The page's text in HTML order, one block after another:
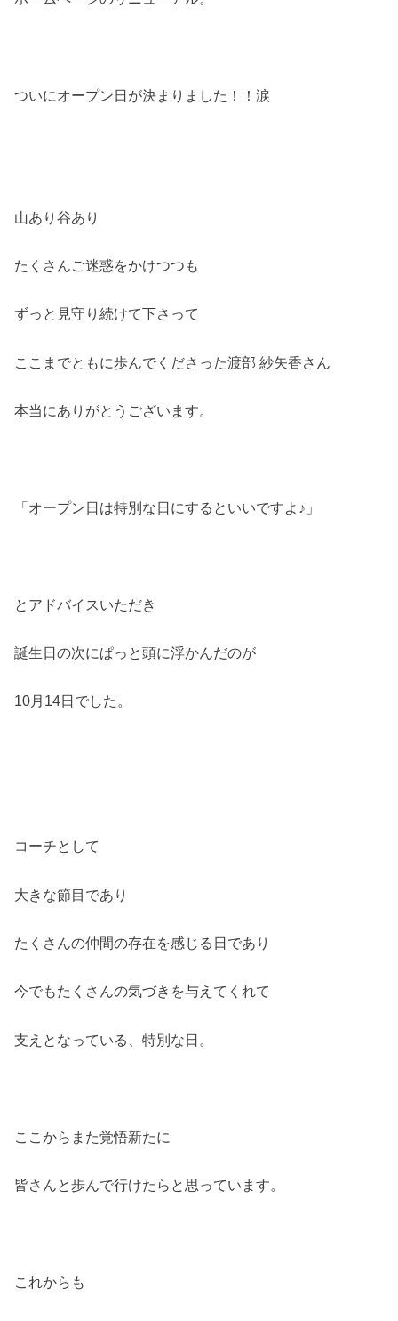
ついにオープン日が決まりました！！涙
山あり谷あり
たくさんご迷惑をかけつつも
ずっと見守り続けて下さって
ここまでともに歩んでくださった渡部 紗矢香さん
本当にありがとうございます。
「オープン日は特別な日にするといいですよ♪」
とアドバイスいただき
誕生日の次にぱっと頭に浮かんだのが
10月14日でした。
コーチとして
大きな節目であり
たくさんの仲間の存在を感じる日であり
今でもたくさんの気づきを与えてくれて
支えとなっている、特別な日。
ここからまた覚悟新たに
皆さんと歩んで行けたらと思っています。
これからも